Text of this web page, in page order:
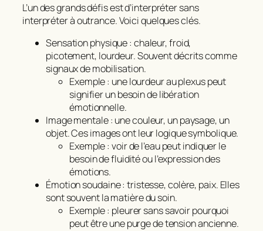
L’un des grands défis est d’interpréter sans
interpréter à outrance. Voici quelques clés.
Sensation physique : chaleur, froid,
picotement, lourdeur. Souvent décrits comme
signaux de mobilisation.
Exemple : une lourdeur au plexus peut
signifier un besoin de libération
émotionnelle.
Image mentale : une couleur, un paysage, un
objet. Ces images ont leur logique symbolique.
Exemple : voir de l’eau peut indiquer le
besoin de fluidité ou l’expression des
émotions.
Émotion soudaine : tristesse, colère, paix. Elles
sont souvent la matière du soin.
Exemple : pleurer sans savoir pourquoi
peut être une purge de tension ancienne.